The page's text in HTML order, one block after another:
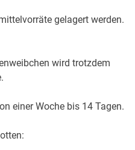
gelagert werden.
wird trotzdem
einer Woche bis 14 Tagen.